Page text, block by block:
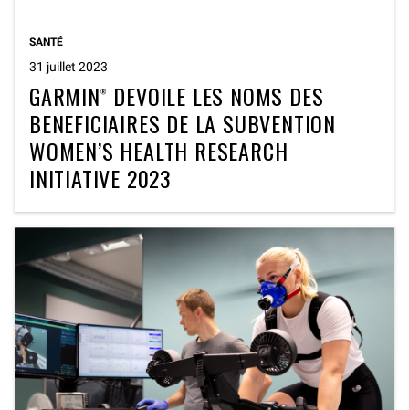
SANTÉ
31 juillet 2023
GARMIN® DEVOILE LES NOMS DES
BENEFICIAIRES DE LA SUBVENTION
WOMEN’S HEALTH RESEARCH
INITIATIVE 2023